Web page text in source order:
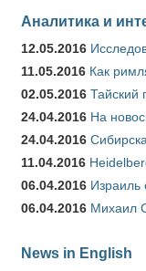
Аналитика и
12.05.2016
11.05.2016 Как
02.05.2016 Тайский
24.04.2016 На
24.04.2016
11.04.2016
06.04.2016 Израиль
06.04.2016 Михаил
News in English